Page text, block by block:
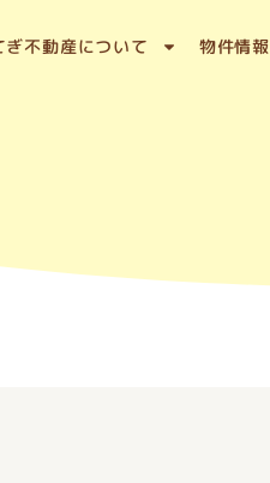
ぎ不動産について 物件情報